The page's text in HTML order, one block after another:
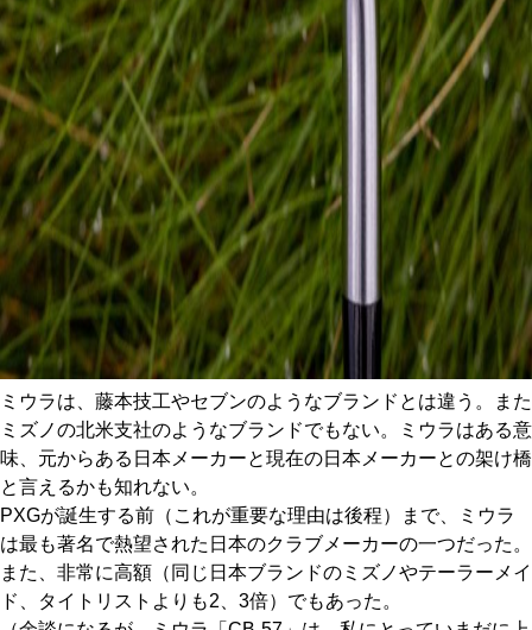
ミウラは、藤本技工やセブンのようなブランドとは違う。また
ミズノの北米支社のようなブランドでもない。ミウラはある意
味、元からある日本メーカーと現在の日本メーカーとの架け橋
と言えるかも知れない。
PXGが誕生する前（これが重要な理由は後程）まで、ミウラ
は最も著名で熱望された日本のクラブメーカーの一つだった。
また、非常に高額（同じ日本ブランドのミズノやテーラーメイ
ド、タイトリストよりも2、3倍）でもあった。